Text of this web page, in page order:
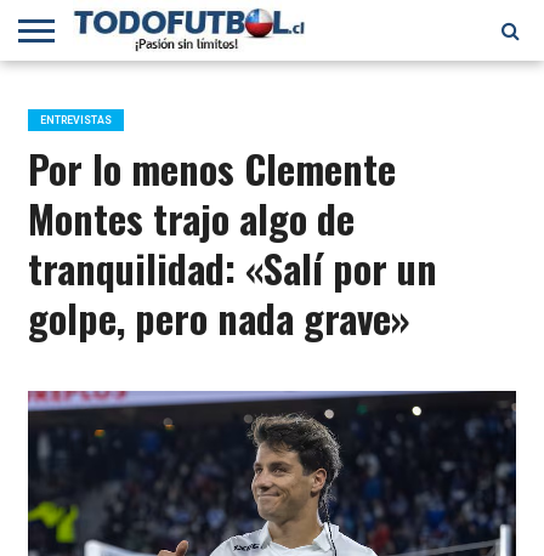
PRIMERA
B
SELECCIÓN
CHILENA
CHILENOS
EN EL
MUNDO
FÚTBOL
INTERNACIONAL
ENTREVISTAS
Por lo menos Clemente
Montes trajo algo de
tranquilidad: «Salí por un
golpe, pero nada grave»